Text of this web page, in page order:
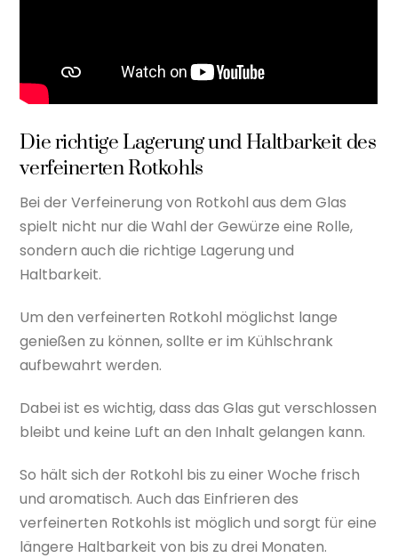
Die richtige Lagerung und Haltbarkeit des
verfeinerten Rotkohls
Bei der Verfeinerung von Rotkohl aus dem Glas
spielt nicht nur die Wahl der Gewürze eine Rolle,
sondern auch die richtige Lagerung und
Haltbarkeit.
Um den verfeinerten Rotkohl möglichst lange
genießen zu können, sollte er im Kühlschrank
aufbewahrt werden.
Dabei ist es wichtig, dass das Glas gut verschlossen
bleibt und keine Luft an den Inhalt gelangen kann.
So hält sich der Rotkohl bis zu einer Woche frisch
und aromatisch. Auch das Einfrieren des
verfeinerten Rotkohls ist möglich und sorgt für eine
längere Haltbarkeit von bis zu drei Monaten.